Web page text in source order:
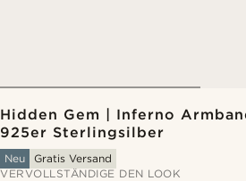
Hidden Gem | Inferno
925er Sterlingsilber
Neu
Gratis Versand
VERVOLLSTÄNDIGE DEN LOOK